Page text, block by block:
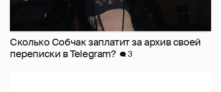
Сколько Собчак заплатит за архив своей
перeписки в Telegram?
3